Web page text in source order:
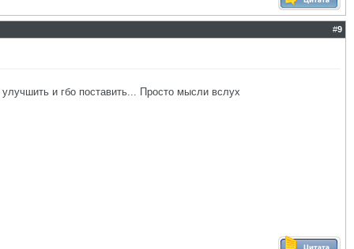
#9
и гбо поставить... Просто мысли вслух